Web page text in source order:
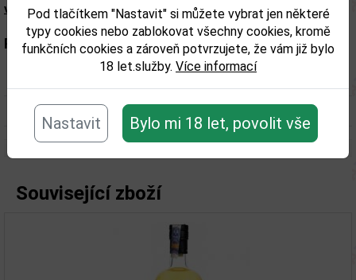
Pod tlačítkem "Nastavit" si můžete vybrat jen některé
typy cookies nebo zablokovat všechny cookies, kromě
funkčních cookies a zároveň potvrzujete, že vám již bylo
18 let.služby. Více informací
Nastavit Bylo mi 18 let, povolit vše
výrobku. Zkontrolujte prosím před konzumací.
Parametry:
Objem obalu (L):
Související zboží